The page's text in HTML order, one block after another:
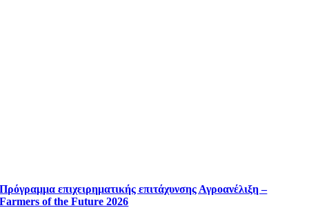
Πρόγραμμα επιχειρηματικής επιτάχυνσης Αγροανέλιξη –
Farmers of the Future 2026